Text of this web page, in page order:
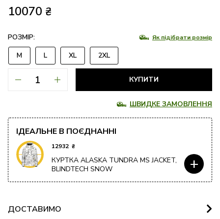
10070 ₴
РОЗМІР: Як підібрати розмір
M L XL 2XL
КУПИТИ
ШВИДКЕ ЗАМОВЛЕННЯ
ІДЕАЛЬНЕ В ПОЄДНАННІ
12932 ₴
КУРТКА ALASKA TUNDRA MS JACKET,
BLINDTECH SNOW
+
ДОСТАВИМО